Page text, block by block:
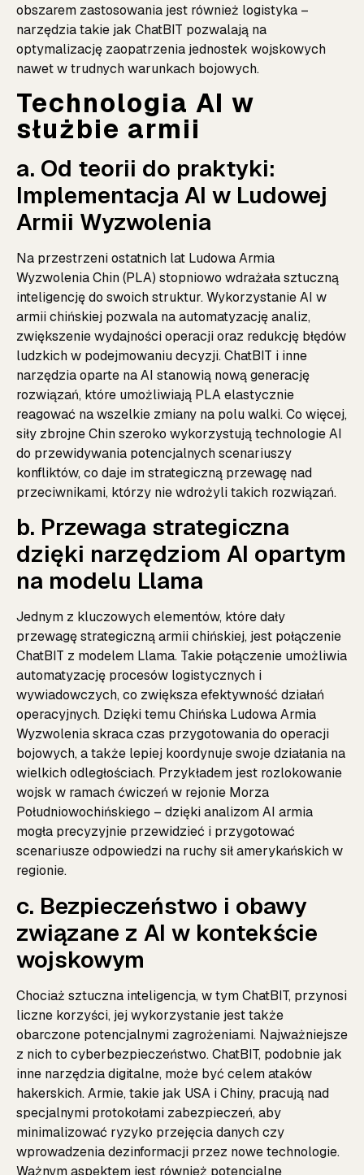
obszarem zastosowania jest również logistyka –
narzędzia takie jak ChatBIT pozwalają na
optymalizację zaopatrzenia jednostek wojskowych
nawet w trudnych warunkach bojowych.
Technologia AI w
służbie armii
a. Od teorii do praktyki:
Implementacja AI w Ludowej
Armii Wyzwolenia
Na przestrzeni ostatnich lat Ludowa Armia
Wyzwolenia Chin (PLA) stopniowo wdrażała sztuczną
inteligencję do swoich struktur. Wykorzystanie AI w
armii chińskiej pozwala na automatyzację analiz,
zwiększenie wydajności operacji oraz redukcję błędów
ludzkich w podejmowaniu decyzji. ChatBIT i inne
narzędzia oparte na AI stanowią nową generację
rozwiązań, które umożliwiają PLA elastycznie
reagować na wszelkie zmiany na polu walki. Co więcej,
siły zbrojne Chin szeroko wykorzystują technologie AI
do przewidywania potencjalnych scenariuszy
konfliktów, co daje im strategiczną przewagę nad
przeciwnikami, którzy nie wdrożyli takich rozwiązań.
b. Przewaga strategiczna
dzięki narzędziom AI opartym
na modelu Llama
Jednym z kluczowych elementów, które dały
przewagę strategiczną armii chińskiej, jest połączenie
ChatBIT z modelem Llama. Takie połączenie umożliwia
automatyzację procesów logistycznych i
wywiadowczych, co zwiększa efektywność działań
operacyjnych. Dzięki temu Chińska Ludowa Armia
Wyzwolenia skraca czas przygotowania do operacji
bojowych, a także lepiej koordynuje swoje działania na
wielkich odległościach. Przykładem jest rozlokowanie
wojsk w ramach ćwiczeń w rejonie Morza
Południowochińskiego – dzięki analizom AI armia
mogła precyzyjnie przewidzieć i przygotować
scenariusze odpowiedzi na ruchy sił amerykańskich w
regionie.
c. Bezpieczeństwo i obawy
związane z AI w kontekście
wojskowym
Chociaż sztuczna inteligencja, w tym ChatBIT, przynosi
liczne korzyści, jej wykorzystanie jest także
obarczone potencjalnymi zagrożeniami. Najważniejsze
z nich to cyberbezpieczeństwo. ChatBIT, podobnie jak
inne narzędzia digitalne, może być celem ataków
hakerskich. Armie, takie jak USA i Chiny, pracują nad
specjalnymi protokołami zabezpieczeń, aby
minimalizować ryzyko przejęcia danych czy
wprowadzenia dezinformacji przez nowe technologie.
Ważnym aspektem jest również potencjalne